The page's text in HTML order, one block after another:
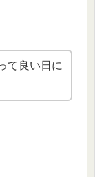
て良い日に